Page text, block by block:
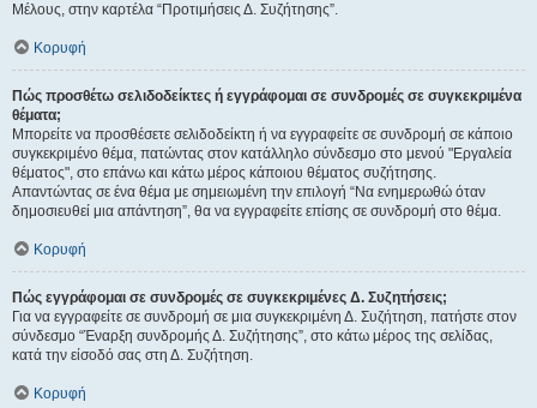
Μέλους, στην καρτέλα “Προτιμήσεις Δ. Συζήτησης”.
Κορυφή
Πώς προσθέτω σελιδοδείκτες ή εγγράφομαι σε συνδρομές σε συγκεκριμένα
θέματα;
Μπορείτε να προσθέσετε σελιδοδείκτη ή να εγγραφείτε σε συνδρομή σε κάποιο
συγκεκριμένο θέμα, πατώντας στον κατάλληλο σύνδεσμο στο μενού "Εργαλεία
θέματος", στο επάνω και κάτω μέρος κάποιου θέματος συζήτησης.
Απαντώντας σε ένα θέμα με σημειωμένη την επιλογή “Να ενημερωθώ όταν
δημοσιευθεί μια απάντηση”, θα να εγγραφείτε επίσης σε συνδρομή στο θέμα.
Κορυφή
Πώς εγγράφομαι σε συνδρομές σε συγκεκριμένες Δ. Συζητήσεις;
Για να εγγραφείτε σε συνδρομή σε μια συγκεκριμένη Δ. Συζήτηση, πατήστε στον
σύνδεσμο “Έναρξη συνδρομής Δ. Συζήτησης”, στο κάτω μέρος της σελίδας,
κατά την είσοδό σας στη Δ. Συζήτηση.
Κορυφή